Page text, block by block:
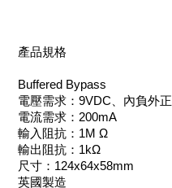
產品規格
Buffered Bypass
電壓需求：9VDC、內負外正
電流需求：200mA
輸入阻抗：1M Ω
輸出阻抗：1kΩ
尺寸：124x64x58mm
英國製造